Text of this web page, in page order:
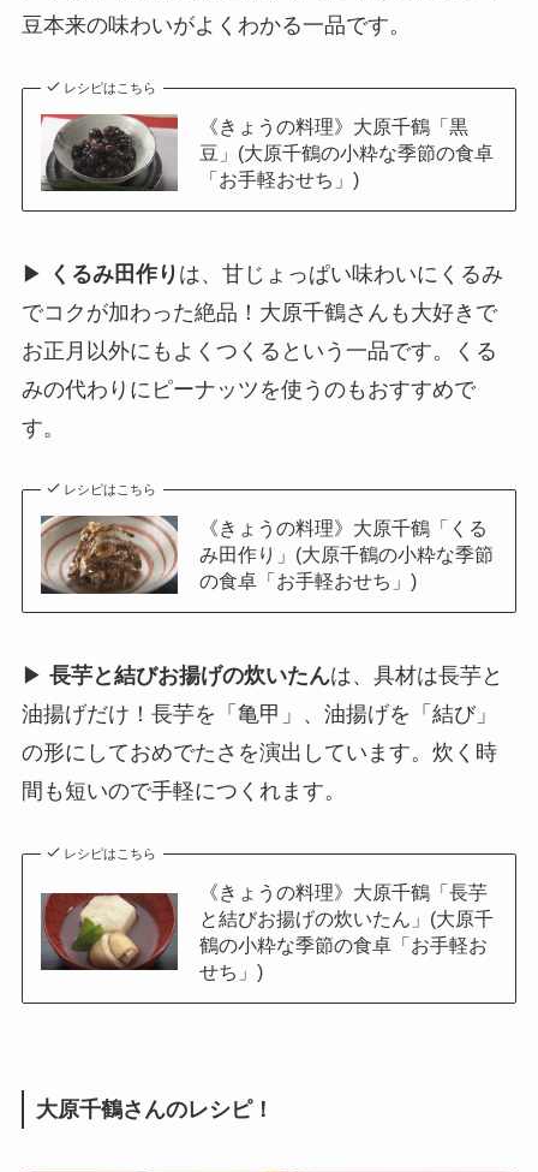
豆本来の味わいがよくわかる一品です。
レシピはこちら
《きょうの料理》大原千鶴「黒
豆」(大原千鶴の小粋な季節の食卓
「お手軽おせち」)
▶ くるみ田作り は、甘じょっぱい味わいにくるみ
でコクが加わった絶品！大原千鶴さんも大好きで
お正月以外にもよくつくるという一品です。くる
みの代わりにピーナッツを使うのもおすすめで
す。
レシピはこちら
《きょうの料理》大原千鶴「くる
み田作り」(大原千鶴の小粋な季節
の食卓「お手軽おせち」)
▶ 長芋と結びお揚げの炊いたんは、具材は長芋と
油揚げだけ！長芋を「亀甲」、油揚げを「結び」
の形にしておめでたさを演出しています。炊く時
間も短いので手軽につくれます。
レシピはこちら
《きょうの料理》大原千鶴「長芋
と結びお揚げの炊いたん」(大原千
鶴の小粋な季節の食卓「お手軽お
せち」)
大原千鶴さんのレシピ！